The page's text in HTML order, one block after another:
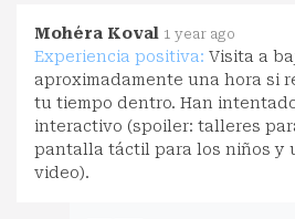
Mohéra Koval 1 year ago
Experiencia positiva: Visita a
aproximadamente una hora si
tu tiempo dentro. Han
interactivo (spoiler: talleres
pantalla táctil para los niños y
video).